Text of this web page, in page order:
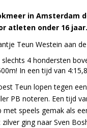
in Amsterdam
atleten onder 16 jaar.
Teun Westein aan
4 hondersten
In een tijd van
Teun lopen tegen
PB noteren. Een tijd
speels gemak als
ging naar Sven